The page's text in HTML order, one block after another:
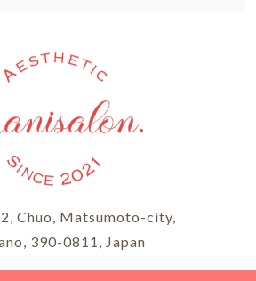
Chuo, Matsumoto-city,
390-0811, Japan